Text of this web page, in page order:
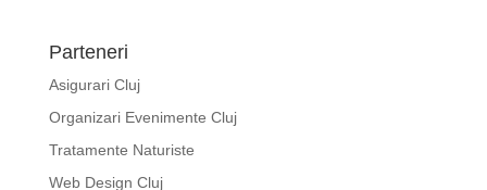
Parteneri
Asigurari Cluj
Organizari Evenimente Cluj
Tratamente Naturiste
Web Design Cluj